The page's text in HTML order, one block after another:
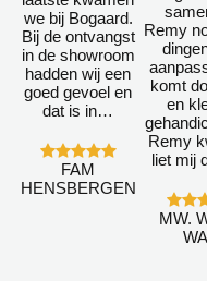
we bij Bogaard.
Bij de ontvangst
in de showroom
hadden wij een
goed gevoel en
dat is in…
FAM
HENSBERGEN
Remy
komt
en
Remy
liet mij
MW.